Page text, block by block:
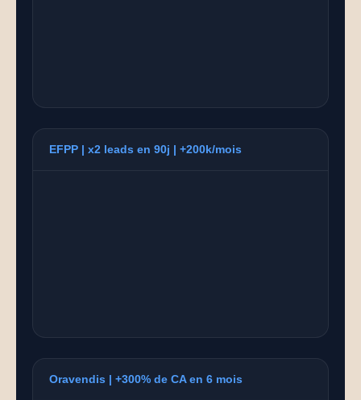
EFPP | x2 leads en 90j | +200k/mois
Oravendis | +300% de CA en 6 mois